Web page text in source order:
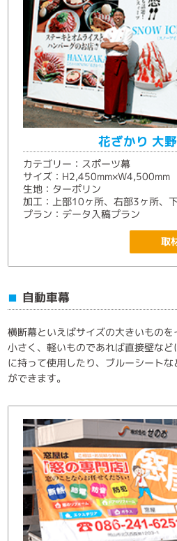
花ざかり 大
カテゴリー：スポーツ幕
サイズ：H2,450mm×W4,500mm
生地：ターポリン
加工：上部10ヶ所、右部3ヶ所、
プラン：データ入稿プラン
取
■ 自動車幕
横断幕といえばサイズの大きいもの
小さく、軽いものであれば直接壁な
に持って使用したり、ブルーシート
ができます。